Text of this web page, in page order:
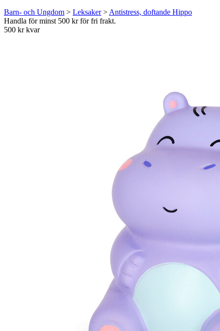
Barn- och Ungdom > Leksaker> Antistress, doftande Hippo
Handla för minst 500 kr för fri frakt.
500 kr kvar